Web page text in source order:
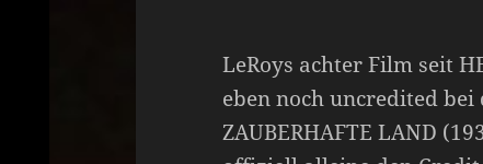
LeRoys achter Film seit
eben noch uncredited bei
ZAUBERHAFTE LAND